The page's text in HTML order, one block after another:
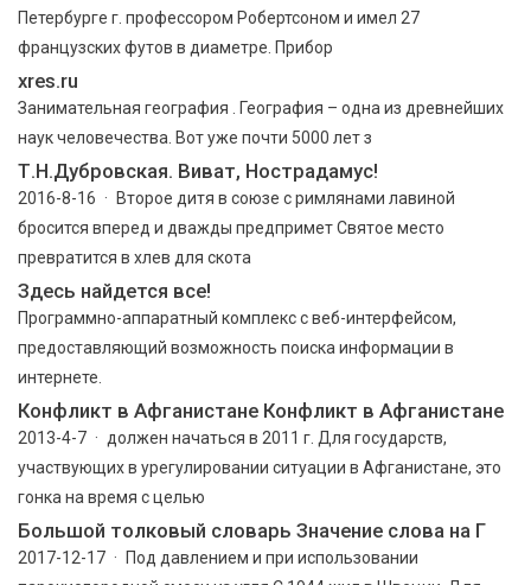
Петербурге г. профессором Робертсоном и имел 27
французских футов в диаметре. Прибор
xres.ru
Занимательная география . География – одна из древнейших
наук человечества. Вот уже почти 5000 лет з
Т.Н.Дубровская. Виват, Нострадамус!
2016-8-16 · Второе дитя в союзе с римлянами лавиной
бросится вперед и дважды предпримет Святое место
превратится в хлев для скота
Здесь найдется все!
Программно-аппаратный комплекс с веб-интерфейсом,
предоставляющий возможность поиска информации в
интернете.
Конфликт в Афганистане Конфликт в Афганистане
2013-4-7 · должен начаться в 2011 г. Для государств,
участвующих в урегулировании ситуации в Афганистане, это
гонка на время с целью
Большой толковый словарь Значение слова на Г
2017-12-17 · Под давлением и при использовании